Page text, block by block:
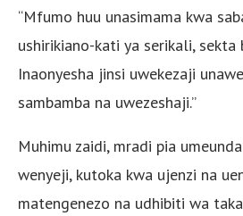
“Mfumo huu unasimama kwa
ushirikiano-kati ya serikali, sekta
Inaonyesha jinsi uwekezaji
sambamba na uwezeshaji.”
Muhimu zaidi, mradi pia
wenyeji, kutoka kwa ujenzi na
matengenezo na udhibiti wa